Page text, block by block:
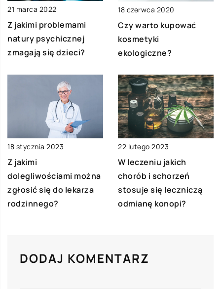
21 marca 2022
Z jakimi problemami
natury psychicznej
zmagają się dzieci?
18 czerwca 2020
Czy warto kupować
kosmetyki
ekologiczne?
18 stycznia 2023
Z jakimi
dolegliwościami można
zgłosić się do lekarza
rodzinnego?
22 lutego 2023
W leczeniu jakich
chorób i schorzeń
stosuje się leczniczą
odmianę konopi?
DODAJ KOMENTARZ